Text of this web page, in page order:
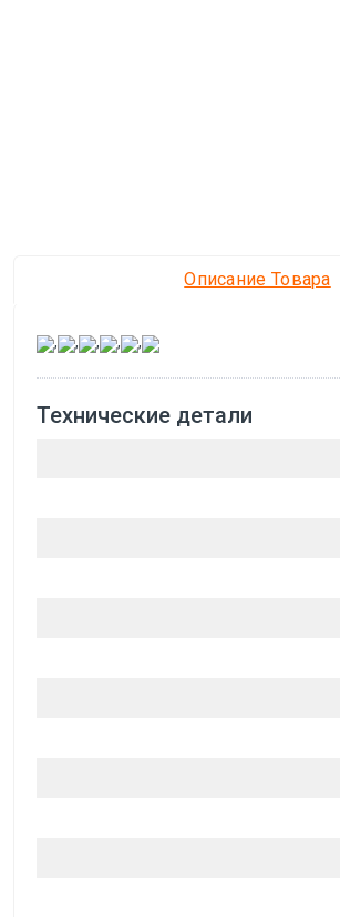
Описание Товара
, , , , ,
Технические детали